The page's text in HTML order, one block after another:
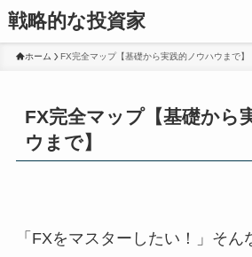
戦略的な投資家
ホーム FX完全マップ【基礎から実践的ノウハウまで】
FX完全マップ【基礎から
ウまで】
「FXをマスターしたい！」そん